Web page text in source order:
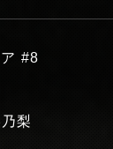
#8
梨